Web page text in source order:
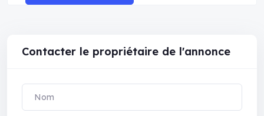
Contacter le propriétaire de l'annonce